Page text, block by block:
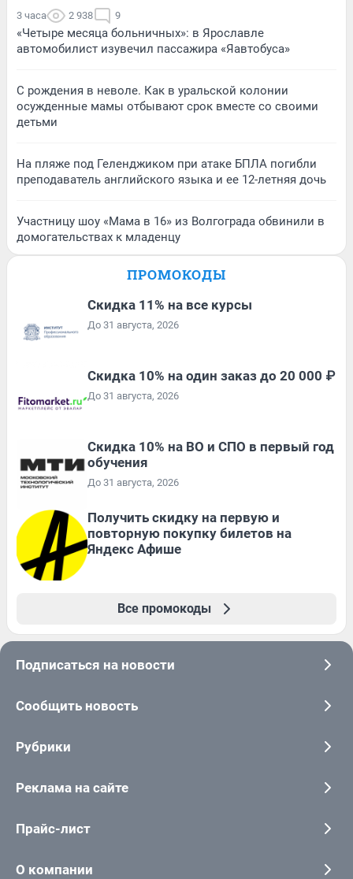
3 часа 2 938 9
«Четыре месяца больничных»: в Ярославле
автомобилист изувечил пассажира «Яавтобуса»
С рождения в неволе. Как в уральской колонии
осужденные мамы отбывают срок вместе со своими
детьми
На пляже под Геленджиком при атаке БПЛА погибли
преподаватель английского языка и ее 12-летняя дочь
Участницу шоу «Мама в 16» из Волгограда обвинили в
домогательствах к младенцу
ПРОМОКОДЫ
Скидка 11% на все курсы
До 31 августа, 2026
Скидка 10% на один заказ до 20 000 ₽
До 31 августа, 2026
Скидка 10% на ВО и СПО в первый год
обучения
До 31 августа, 2026
Получить скидку на первую и
повторную покупку билетов на
Яндекс Афише
Все промокоды
Подписаться на новости
Сообщить новость
Рубрики
Реклама на сайте
Прайс-лист
О компании